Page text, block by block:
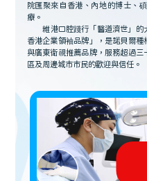
院匯聚來自香港、內地的博士、
療。
維港口腔踐行「醫道濟世」的
香港企業領袖品牌」，是諾貝爾
與廣東衛視推薦品牌，服務超過
區及周邊城市市民的歡迎與信任。